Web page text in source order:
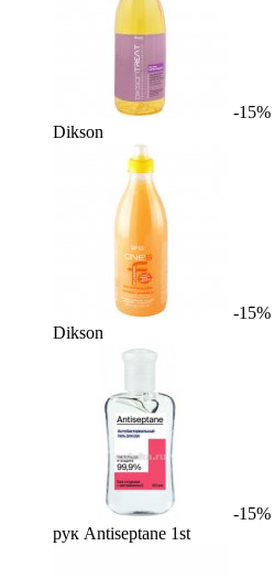
-15%
Dikson
-15%
Dikson
-15%
рук Antiseptane 1st